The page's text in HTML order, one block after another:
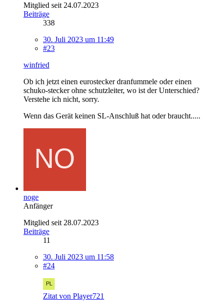
Mitglied seit 24.07.2023
Beiträge
338
30. Juli 2023 um 11:49
#23
winfried
Ob ich jetzt einen eurostecker dranfummele oder einen
schuko-stecker ohne schutzleiter, wo ist der Unterschied?
Verstehe ich nicht, sorry.
Wenn das Gerät keinen SL-Anschluß hat oder braucht.....
noge
Anfänger
Mitglied seit 28.07.2023
Beiträge
11
30. Juli 2023 um 11:58
#24
Zitat von Player721